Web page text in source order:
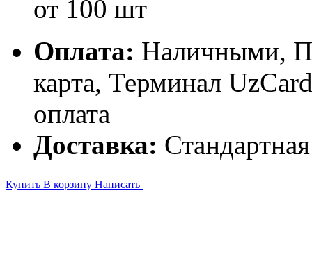
от 100 шт
Оплата: Наличными,
карта, Терминал
оплата
Доставка:
Купить В корзину Написать